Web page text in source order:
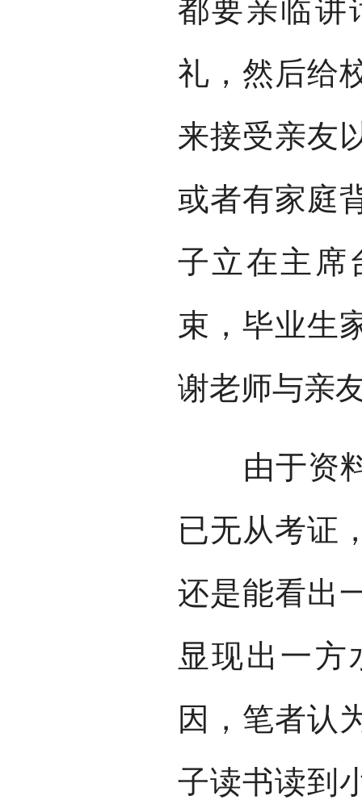
都要亲临讲
礼，然后给
来接受亲友
或者有家庭
子立在主席
束，毕业生
谢老师与亲
由于资料
已无从考证
还是能看出
显现出一方
因，笔者认
子读书读到